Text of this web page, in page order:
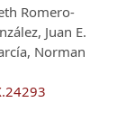
Romero-
Juan E.
Norman